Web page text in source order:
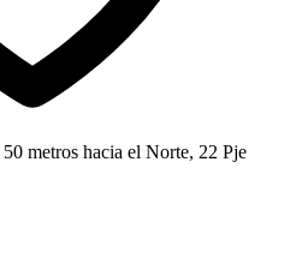
metros hacia el Norte, 22 Pje